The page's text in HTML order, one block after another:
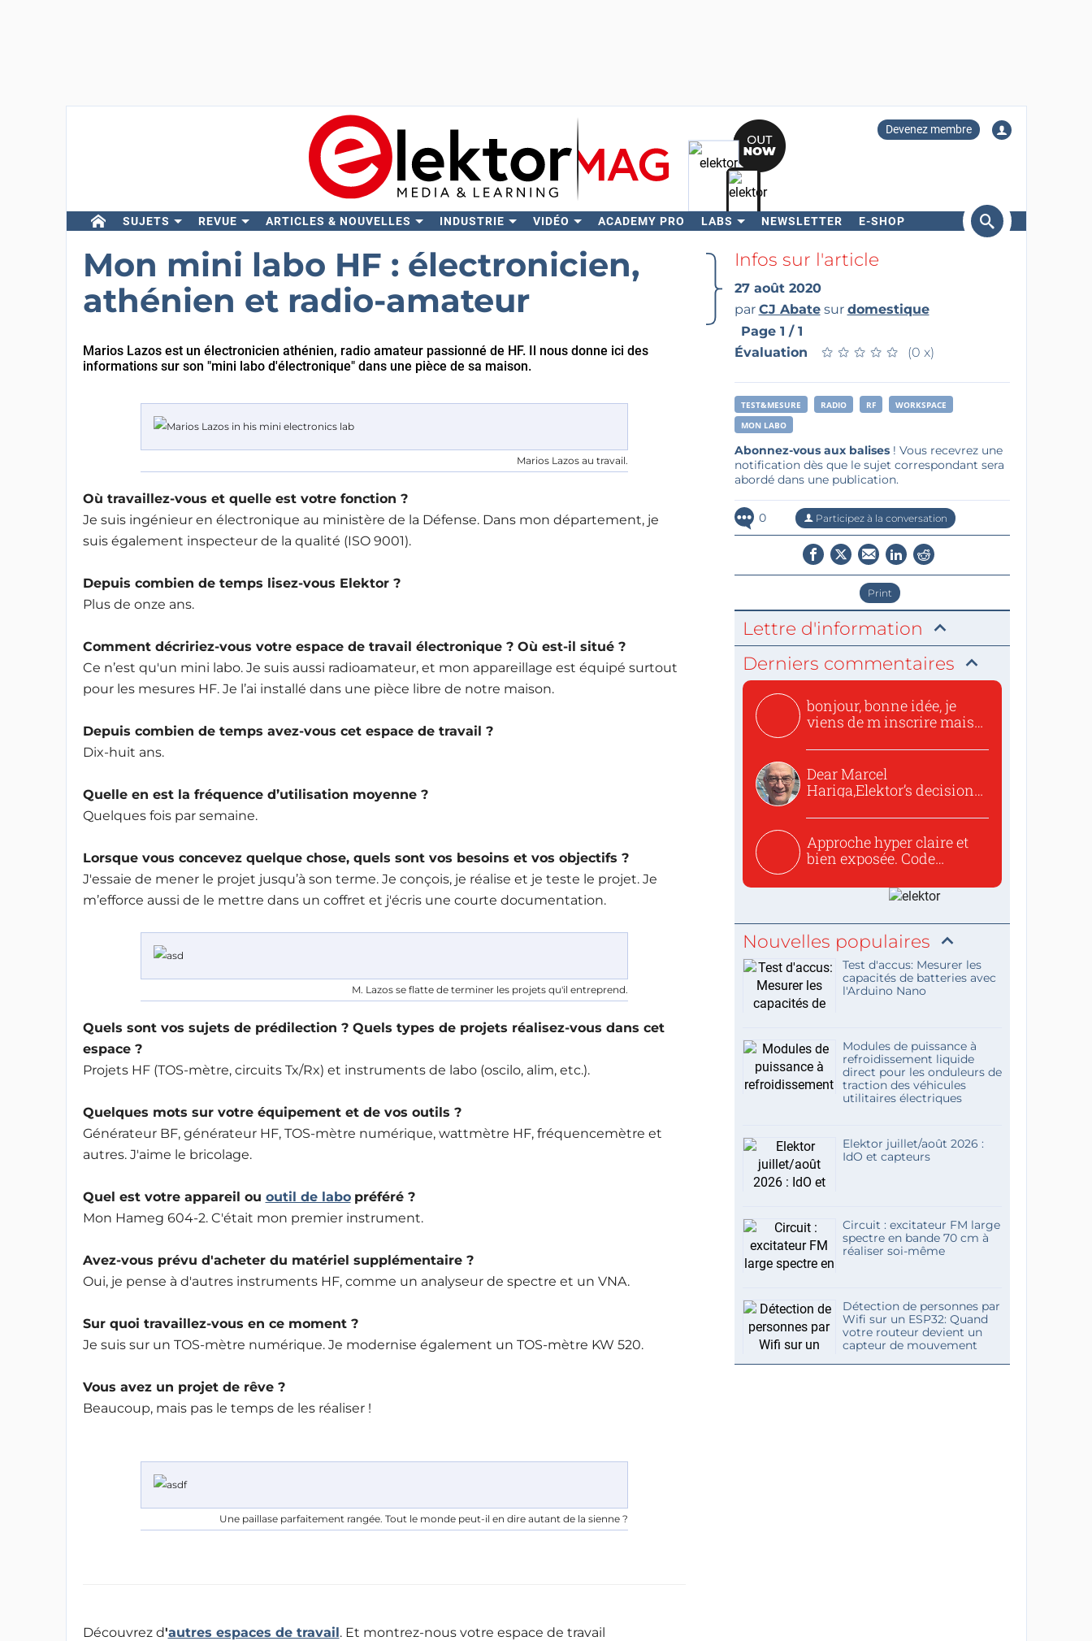
Devenez membre
SUJETS REVUE ARTICLES & NOUVELLES INDUSTRIE VIDÉO ACADEMY PRO LABS NEWSLETTER E-SHOP
Rechercher
Mon mini labo HF : électronicien,
athénien et radio-amateur
Marios Lazos est un électronicien athénien, radio amateur passionné de HF. Il nous donne ici des
informations sur son "mini labo d'électronique" dans une pièce de sa maison.
Marios Lazos au travail.
Où travaillez-vous et quelle est votre fonction ?
Je suis ingénieur en électronique au ministère de la Défense. Dans mon département, je
suis également inspecteur de la qualité (ISO 9001).
Depuis combien de temps lisez-vous Elektor ?
Plus de onze ans.
Comment décririez-vous votre espace de travail électronique ? Où est-il situé ?
Ce n’est qu'un mini labo. Je suis aussi radioamateur, et mon appareillage est équipé surtout
pour les mesures HF. Je l’ai installé dans une pièce libre de notre maison.
Depuis combien de temps avez-vous cet espace de travail ?
Dix-huit ans.
Quelle en est la fréquence d’utilisation moyenne ?
Quelques fois par semaine.
Lorsque vous concevez quelque chose, quels sont vos besoins et vos objectifs ?
J'essaie de mener le projet jusqu’à son terme. Je conçois, je réalise et je teste le projet. Je
m’efforce aussi de le mettre dans un coffret et j'écris une courte documentation.
M. Lazos se flatte de terminer les projets qu'il entreprend.
Quels sont vos sujets de prédilection ? Quels types de projets réalisez-vous dans cet
espace ?
Projets HF (TOS-mètre, circuits Tx/Rx) et instruments de labo (oscilo, alim, etc.).
Quelques mots sur votre équipement et de vos outils ?
Générateur BF, générateur HF, TOS-mètre numérique, wattmètre HF, fréquencemètre et
autres. J'aime le bricolage.
Quel est votre appareil ou outil de labo préféré ?
Mon Hameg 604-2. C'était mon premier instrument.
Avez-vous prévu d'acheter du matériel supplémentaire ?
Oui, je pense à d'autres instruments HF, comme un analyseur de spectre et un VNA.
Sur quoi travaillez-vous en ce moment ?
Je suis sur un TOS-mètre numérique. Je modernise également un TOS-mètre KW 520.
Vous avez un projet de rêve ?
Beaucoup, mais pas le temps de les réaliser !
Une paillase parfaitement rangée. Tout le monde peut-il en dire autant de la sienne ?
Découvrez d'autres espaces de travail. Et montrez-nous votre espace de travail
Infos sur l'article
27 août 2020
par CJ Abatesur domestique
Page 1 / 1
Évaluation
★ ★ ★ ★ ★
★ ★ ★ ★ ★ (0 x)
TEST&MESURE RADIO RF
WORKSPACE
MON LABO
Abonnez-vous aux balises! Vous recevrez une
notification dès que le sujet correspondant sera
abordé dans une publication.
0 Participez à la conversation
Print
Lettre d'information
Derniers commentaires
bonjour, bonne idée, je
viens de m inscrire mais
Dear Marcel
Hariga,Elektor’s decision
Approche hyper claire et
bien exposée. Code
Nouvelles populaires
Test d'accus: Mesurer les
capacités de batteries avec
l'Arduino Nano
Modules de puissance à
refroidissement liquide
direct pour les onduleurs de
traction des véhicules
utilitaires électriques
Elektor juillet/août 2026 :
IdO et capteurs
Circuit : excitateur FM large
spectre en bande 70 cm à
réaliser soi-même
Détection de personnes par
Wifi sur un ESP32: Quand
votre routeur devient un
capteur de mouvement